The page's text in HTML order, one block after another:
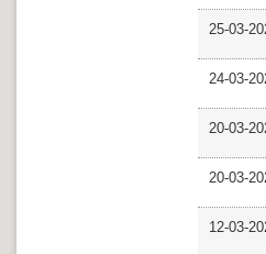
25-03-
24-03-
20-03-
20-03-
12-03-